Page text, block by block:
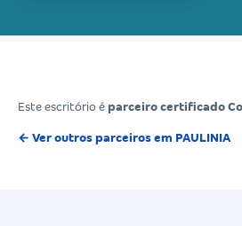
Este escritório é parceiro certificado
← Ver outros parceiros em PAULINIA